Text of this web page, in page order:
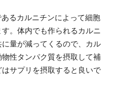
るカルニチンによって細胞
。体内でも作られるカルニ
量が減ってくるので、カル
性タンパク質を摂取して補
サプリを摂取すると良いで